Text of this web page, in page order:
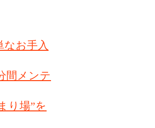
お手入
間メンテ
り場”を